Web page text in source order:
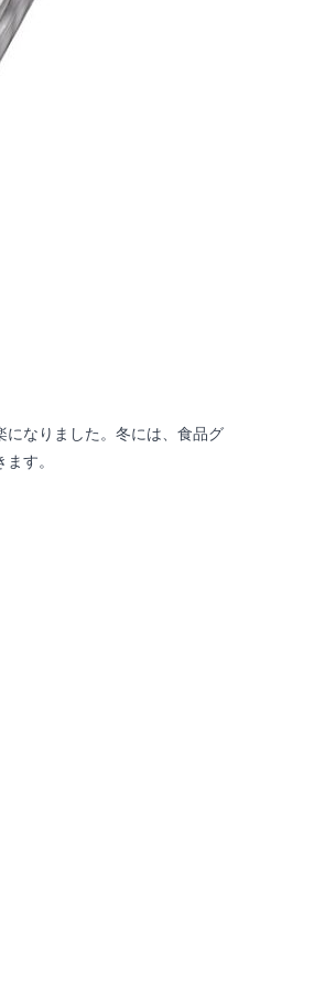
になりました。冬には、食品グ
す。